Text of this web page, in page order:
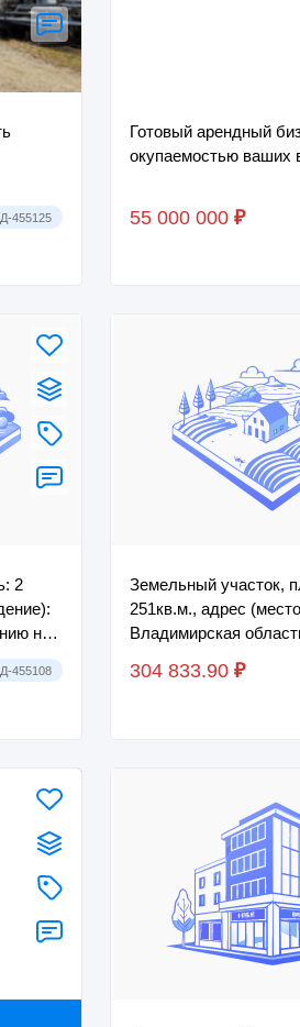
455125
Готовый арендный
окупаемостью ваших
55 000 000 ₽
2
на
455108
Земельный участок,
251кв.м., адрес
Владимирская
Суздальский, МО
(сельское п...
304 833.90 ₽